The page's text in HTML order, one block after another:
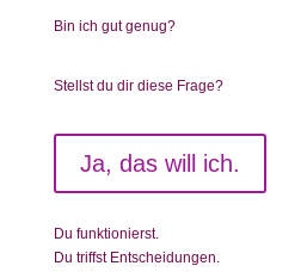
Bin ich gut genug?
Stellst du dir diese Frage?
Ja, das will ich.
Du funktionierst.
Du triffst Entscheidungen.